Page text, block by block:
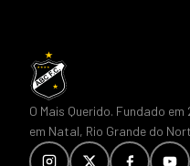
O Mais Querido. Fundado em
em Natal, Rio Grande do